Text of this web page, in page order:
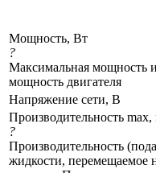
Мощность, Вт
?
Максимальная мощность
мощность двигателя
Напряжение сети, В
Производительность max,
?
Производительность
жидкости, перемещаемое